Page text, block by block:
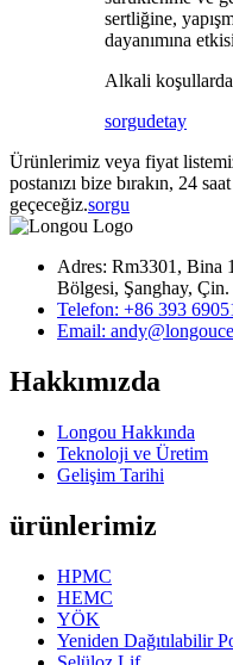
sertliğine,
dayanımına
Alkali
sorgudetay
Ürünlerimiz veya fiyat
postanızı bize bırakın, 24
geçeceğiz.sorgu
Adres: Rm3301, Bina
Bölgesi, Şanghay, Çin.
Telefon: +86 393
Email:
Hakkımızda
Longou Hakkında
Teknoloji ve Üretim
Gelişim Tarihi
ürünlerimiz
HPMC
HEMC
YÖK
Yeniden Dağıtılabilir